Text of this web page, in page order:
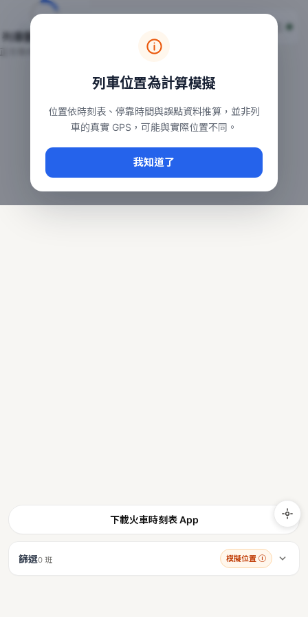
台鐵列車即時位置地圖
本頁顯示目前全台鐵運行中的列車位置，涵蓋自強、普悠瑪、
常用查詢：
、台中車站即時動態
台鐵即時動態
下載火車時刻表 App
篩選0 班 模擬位置 ⓘ
列車位置為計算模擬
位置依時刻表、停靠時間與誤點資料推算，並非列
車的真實 GPS，可能與實際位置不同。
我知道了
列車動態載入中…